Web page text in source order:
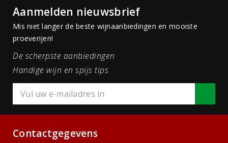
Aanmelden nieuwsbrief
Mis niet langer de beste wijnaanbiedingen en mooiste
proeverijen!
De scherpste aanbiedingen
Handige wijn en spijs tips
Contactgegevens